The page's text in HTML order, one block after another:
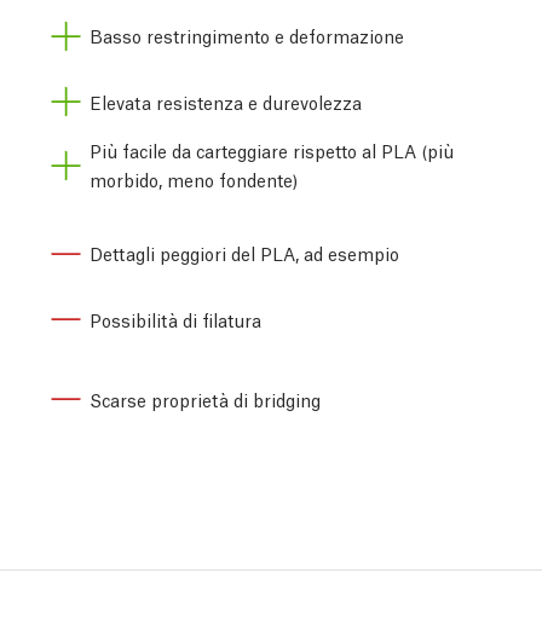
Basso restringimento e deformazione
Elevata resistenza e durevolezza
Più facile da carteggiare rispetto al PLA (più
morbido, meno fondente)
Dettagli peggiori del PLA, ad esempio
Possibilità di filatura
Scarse proprietà di bridging